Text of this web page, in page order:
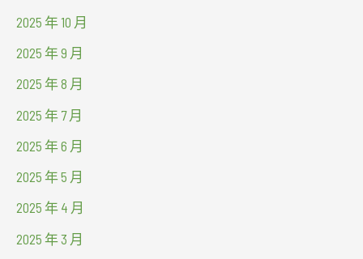
2025 年 10 月
2025 年 9 月
2025 年 8 月
2025 年 7 月
2025 年 6 月
2025 年 5 月
2025 年 4 月
2025 年 3 月